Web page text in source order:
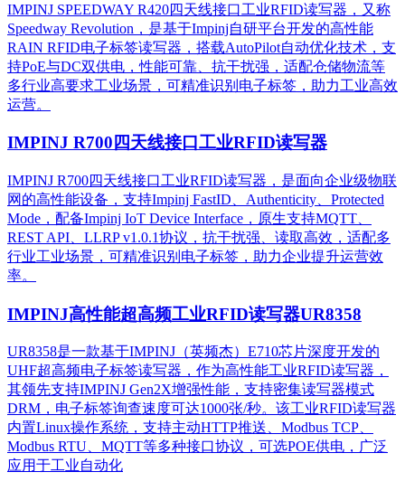
IMPINJ SPEEDWAY R420四天线接口工业RFID读写器，又称
Speedway Revolution，是基于Impinj自研平台开发的高性能
RAIN RFID电子标签读写器，搭载AutoPilot自动优化技术，支
持PoE与DC双供电，性能可靠、抗干扰强，适配仓储物流等
多行业高要求工业场景，可精准识别电子标签，助力工业高效
运营。​
IMPINJ R700四天线接口工业RFID读写器
IMPINJ R700四天线接口工业RFID读写器，是面向企业级物联
网的高性能设备，支持Impinj FastID、Authenticity、Protected
Mode，配备Impinj IoT Device Interface，原生支持MQTT、
REST API、LLRP v1.0.1协议，抗干扰强、读取高效，适配多
行业工业场景，可精准识别电子标签，助力企业提升运营效
率。
IMPINJ高性能超高频工业RFID读写器UR8358
UR8358是一款基于IMPINJ（英频杰）E710芯片深度开发的
UHF超高频电子标签读写器，作为高性能工业RFID读写器，
其领先支持IMPINJ Gen2X增强性能，支持密集读写器模式
DRM，电子标签询查速度可达1000张/秒。该工业RFID读写器
内置Linux操作系统，支持主动HTTP推送、Modbus TCP、
Modbus RTU、MQTT等多种接口协议，可选POE供电，广泛
应用于工业自动化